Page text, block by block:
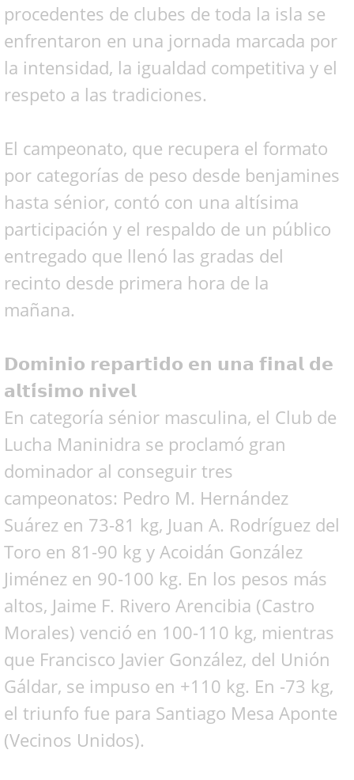
procedentes de clubes de toda la isla se
enfrentaron en una jornada marcada por
la intensidad, la igualdad competitiva y el
respeto a las tradiciones.
El campeonato, que recupera el formato
por categorías de peso desde benjamines
hasta sénior, contó con una altísima
participación y el respaldo de un público
entregado que llenó las gradas del
recinto desde primera hora de la
mañana.
𝗗𝗼𝗺𝗶𝗻𝗶𝗼 𝗿𝗲𝗽𝗮𝗿𝘁𝗶𝗱𝗼 𝗲𝗻 𝘂𝗻𝗮 𝗳𝗶𝗻𝗮𝗹 𝗱𝗲
𝗮𝗹𝘁𝗶́𝘀𝗶𝗺𝗼 𝗻𝗶𝘃𝗲𝗹
En categoría sénior masculina, el Club de
Lucha Maninidra se proclamó gran
dominador al conseguir tres
campeonatos: Pedro M. Hernández
Suárez en 73-81 kg, Juan A. Rodríguez del
Toro en 81-90 kg y Acoidán González
Jiménez en 90-100 kg. En los pesos más
altos, Jaime F. Rivero Arencibia (Castro
Morales) venció en 100-110 kg, mientras
que Francisco Javier González, del Unión
Gáldar, se impuso en +110 kg. En -73 kg,
el triunfo fue para Santiago Mesa Aponte
(Vecinos Unidos).